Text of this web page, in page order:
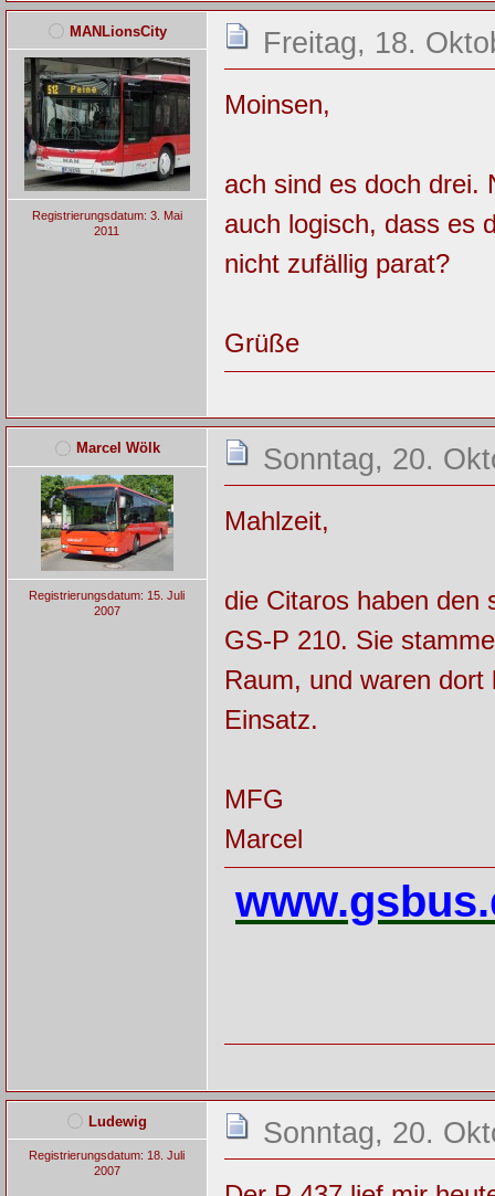
MANLionsCity
Registrierungsdatum: 3. Mai
2011
Freitag, 18.
Moinsen,
ach sind es doch drei.
auch logisch, dass es
nicht zufällig parat?
Grüße
Marcel Wölk
Registrierungsdatum: 15. Juli
2007
Sonntag, 20.
Mahlzeit,
die Citaros haben den
GS-P 210. Sie
Raum, und waren
Einsatz.
MFG
Marcel
Ludewig
Registrierungsdatum: 18. Juli
2007
Sonntag, 20.